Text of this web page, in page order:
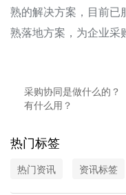
熟的解决方案，目前已
熟落地方案，为企业采
采购协同是做什么的？
有什么用？
热门标签
热门资讯 资讯标签